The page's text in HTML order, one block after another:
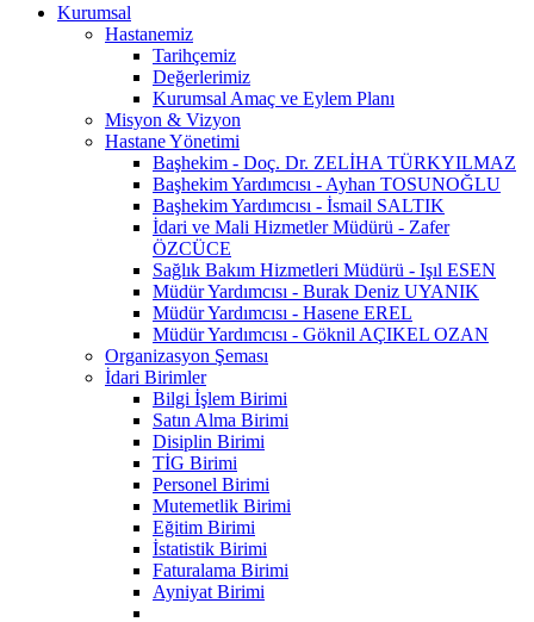
Kurumsal
Hastanemiz
Tarihçemiz
Değerlerimiz
Kurumsal Amaç ve Eylem Planı
Misyon & Vizyon
Hastane Yönetimi
Başhekim - Doç. Dr. ZELİHA TÜRKYILMAZ
Başhekim Yardımcısı - Ayhan TOSUNOĞLU
Başhekim Yardımcısı - İsmail SALTIK
İdari ve Mali Hizmetler Müdürü - Zafer
ÖZCÜCE
Sağlık Bakım Hizmetleri Müdürü - Işıl ESEN
Müdür Yardımcısı - Burak Deniz UYANIK
Müdür Yardımcısı - Hasene EREL
Müdür Yardımcısı - Göknil AÇIKEL OZAN
Organizasyon Şeması
İdari Birimler
Bilgi İşlem Birimi
Satın Alma Birimi
Disiplin Birimi
TİG Birimi
Personel Birimi
Mutemetlik Birimi
Eğitim Birimi
İstatistik Birimi
Faturalama Birimi
Ayniyat Birimi